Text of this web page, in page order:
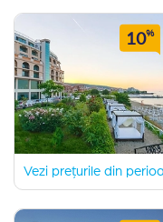
10%
Vezi prețurile din